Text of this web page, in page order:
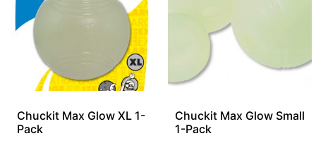
Chuckit Max Glow XL 1-
Pack
Chuckit Max Glow Small
1-Pack